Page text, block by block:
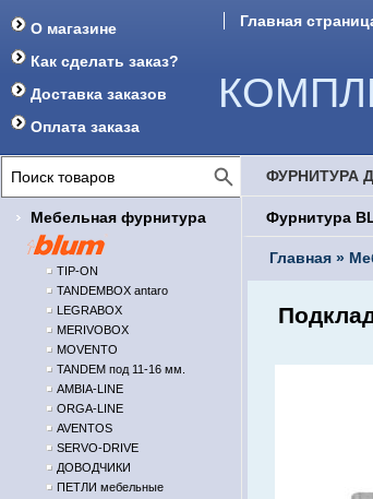
О магазине
Как сделать заказ?
Доставка заказов
Оплата заказа
Главная
Мебельная фурнитура
TIP-ON
TANDEMBOX antaro
LEGRABOX
MERIVOBOX
MOVENTO
TANDEM под 11-16 мм.
AMBIA-LINE
ORGA-LINE
AVENTOS
SERVO-DRIVE
ДОВОДЧИКИ
ПЕТЛИ мебельные
ФУРНИТУРА
Фурнитура
Главная »